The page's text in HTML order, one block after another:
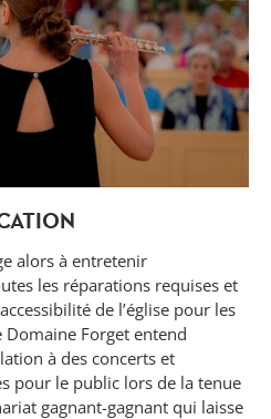
alors à entretenir
les réparations requises et
de l’église pour les
Forget entend
à des concerts et
pour le public lors de la tenue
gagnant-gagnant qui laisse